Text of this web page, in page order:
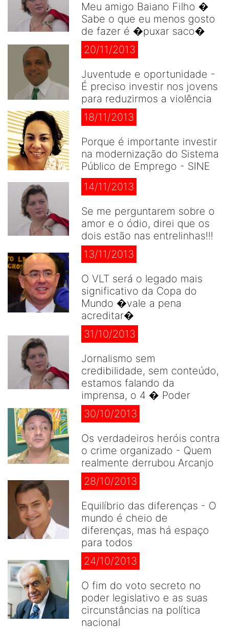
Meu amigo Baiano Filho �
Sabe o que eu menos gosto
de fazer é �puxar saco�
20/11/2013
Juventude e oportunidade -
É preciso investir nos jovens
para reduzirmos a violência
18/11/2013
Porque é importante investir
na modernização do Sistema
Público de Emprego - SINE
14/11/2013
Se me perguntarem sobre o
amor e o ódio, direi que os
dois estão nas entrelinhas!!!
13/11/2013
O VLT será o legado mais
significativo da Copa do
Mundo �vale a pena
acreditar�
31/10/2013
Jornalismo sem
credibilidade, sem conteúdo,
estamos falando da
imprensa, o 4 � Poder
30/10/2013
Os verdadeiros heróis contra
o crime organizado - Quem
realmente derrubou Arcanjo
28/10/2013
Equilíbrio das diferenças - O
mundo é cheio de
diferenças, mas há espaço
para todos
24/10/2013
O fim do voto secreto no
poder legislativo e as suas
circunstâncias na política
nacional